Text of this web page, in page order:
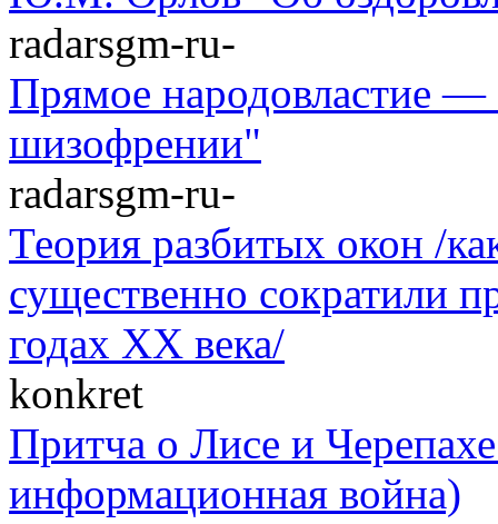
radarsgm-ru-
Прямое народовластие —
шизофрении"
radarsgm-ru-
Теория разбитых окон /
существенно сократили
годах XX века/
konkret
Притча о Лисе и
информационная война)